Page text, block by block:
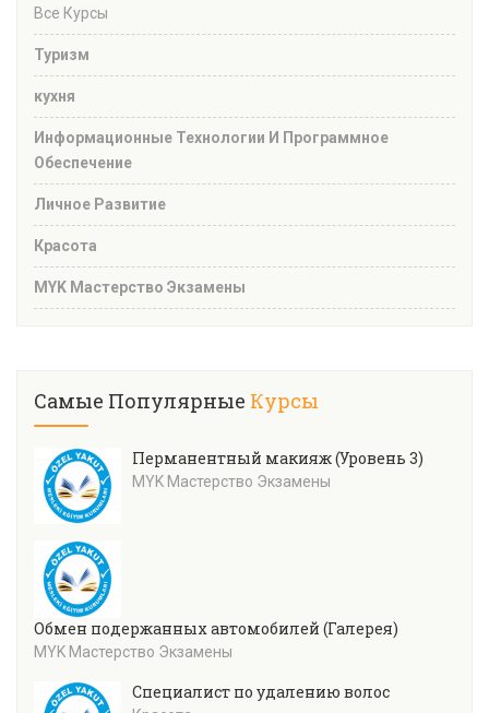
Все Курсы
Туризм
кухня
Информационные Технологии И Программное
Обеспечение
Личное Развитие
Красота
MYK Мастерство Экзамены
Самые Популярные Курсы
Перманентный макияж (Уровень 3)
MYK Мастерство Экзамены
Обмен подержанных автомобилей (Галерея)
MYK Мастерство Экзамены
Специалист по удалению волос